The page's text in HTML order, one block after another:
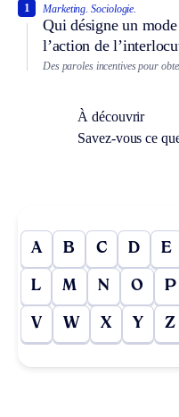
Marketing. Sociologie.
Qui désigne un
l’action de
1
Des paroles incentives pour
À découvrir
Savez-vous ce
A B C D E
L M N O P
V W X Y Z